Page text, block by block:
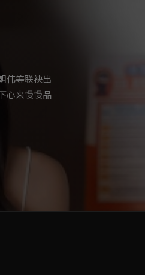
伟等联袂出
心来慢慢品